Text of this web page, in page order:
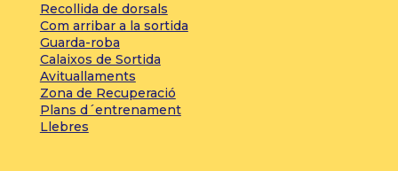
Recollida de dorsals
Com arribar a la sortida
Guarda-roba
Calaixos de Sortida
Avituallaments
Zona de Recuperació
Plans d´entrenament
Llebres